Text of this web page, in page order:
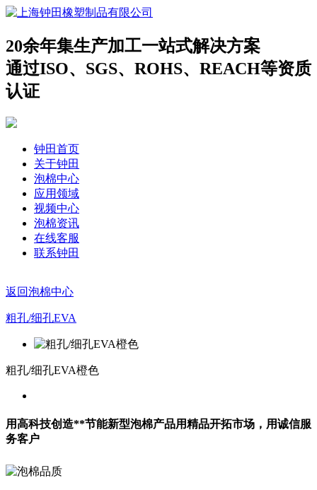
20余年集生产加工一站式解决方案
通过ISO、SGS、ROHS、REACH等资质
认证
钟田首页
关于钟田
泡棉中心
应用领域
视频中心
泡棉资讯
在线客服
联系钟田
返回泡棉中心
粗孔/细孔EVA
粗孔/细孔EVA橙色
用高科技创造**节能新型泡棉产品用精品开拓市场，用诚信服
务客户